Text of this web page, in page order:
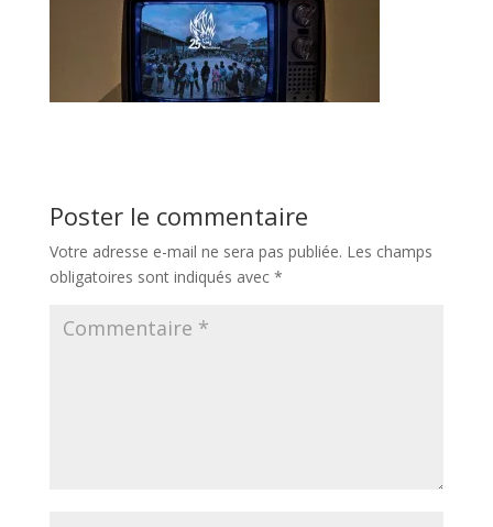
Poster le commentaire
Votre adresse e-mail ne sera pas publiée. Les champs
obligatoires sont indiqués avec *